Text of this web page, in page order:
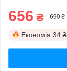
656 ₴ 690 ₴
Економія 34 ₴